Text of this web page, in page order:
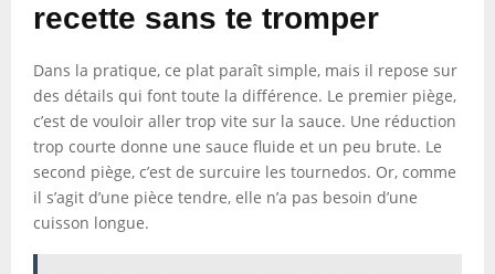
recette sans te tromper
Dans la pratique, ce plat paraît simple, mais il repose sur
des détails qui font toute la différence. Le premier piège,
c’est de vouloir aller trop vite sur la sauce. Une réduction
trop courte donne une sauce fluide et un peu brute. Le
second piège, c’est de surcuire les tournedos. Or, comme
il s’agit d’une pièce tendre, elle n’a pas besoin d’une
cuisson longue.